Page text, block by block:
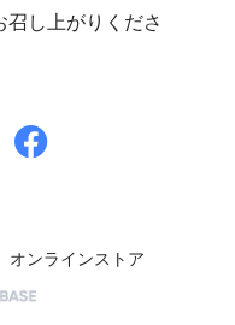
し上がりくださ
オンラインストア